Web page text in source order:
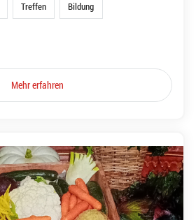
Treffen Bildung
Mehr erfahren